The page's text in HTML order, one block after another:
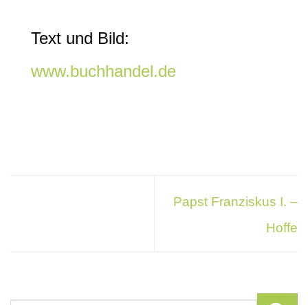
Text und Bild:
www.buchhandel.de
Papst Franziskus I. –
Hoffe